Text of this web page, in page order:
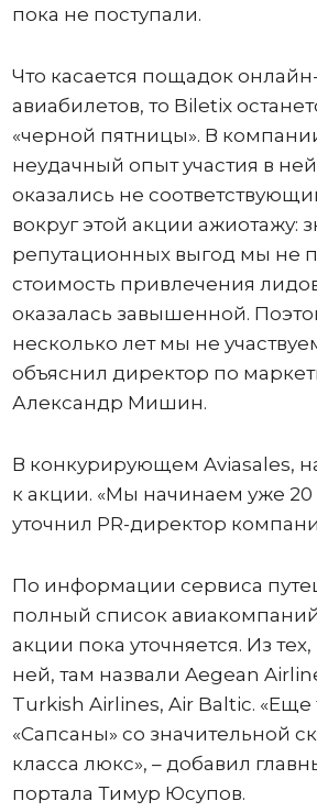
пока не поступали.
Что касается пощадок
авиабилетов, то Biletix
«черной пятницы». В
неудачный опыт участия в
оказались не
вокруг этой акции ажиотажу:
репутационных выгод мы не
стоимость привлечения
оказалась завышенной.
несколько лет мы не
объяснил директор по
Александр Мишин.
В конкурирующем Aviasales,
к акции. «Мы начинаем уже 20
уточнил PR-директор
По информации сервиса
полный список
акции пока уточняется. Из тех,
ней, там назвали Aegean
Turkish Airlines, Air Baltic. «Еще
«Сапсаны» со значительной
класса люкс», – добавил
портала Тимур Юсупов.